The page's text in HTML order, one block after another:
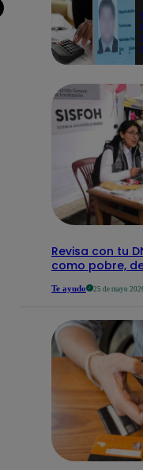
Revisa con tu
como pobre,
Te ayudo 25 de mayo